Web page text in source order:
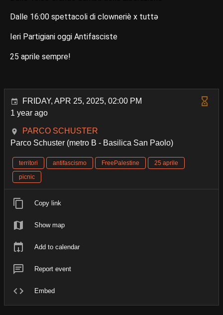
Dalle 16:00 spettacoli di clowneriè x tuttə
Ieri Partigiani oggi Antifasciste
25 aprile sempre!
FRIDAY, APR 25, 2025, 02:00 PM
1 year ago
PARCO SCHUSTER
Parco Schuster (metro B - Basilica San Paolo)
territori antifascismo FreePalestine
25 aprile
picnic
Copy link
Show map
Add to calendar
Report event
Embed